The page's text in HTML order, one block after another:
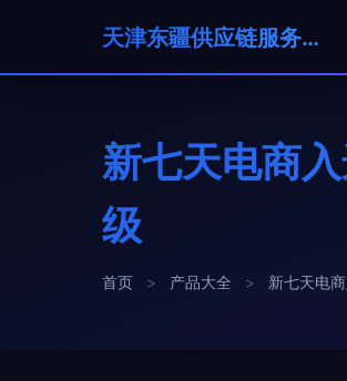
天津东疆供应链服务有限公司
新七天电商
级
首页 > 产品大全 > 新七天电